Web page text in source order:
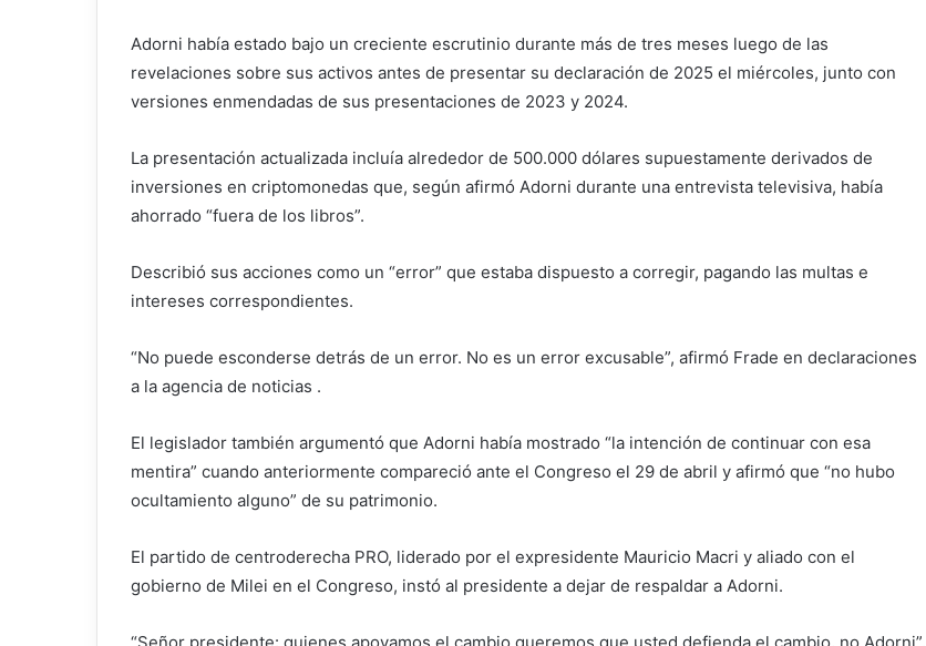
Adorni había estado bajo un creciente escrutinio durante más de tres meses luego de las
revelaciones sobre sus activos antes de presentar su declaración de 2025 el miércoles, junto con
versiones enmendadas de sus presentaciones de 2023 y 2024.
La presentación actualizada incluía alrededor de 500.000 dólares supuestamente derivados de
inversiones en criptomonedas que, según afirmó Adorni durante una entrevista televisiva, había
ahorrado “fuera de los libros”.
Describió sus acciones como un “error” que estaba dispuesto a corregir, pagando las multas e
intereses correspondientes.
“No puede esconderse detrás de un error. No es un error excusable”, afirmó Frade en declaraciones
a la agencia de noticias .
El legislador también argumentó que Adorni había mostrado “la intención de continuar con esa
mentira” cuando anteriormente compareció ante el Congreso el 29 de abril y afirmó que “no hubo
ocultamiento alguno” de su patrimonio.
El partido de centroderecha PRO, liderado por el expresidente Mauricio Macri y aliado con el
gobierno de Milei en el Congreso, instó al presidente a dejar de respaldar a Adorni.